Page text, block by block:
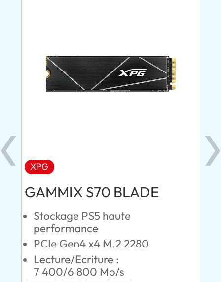
XPG
GAMMIX S70 BLADE
Stockage PS5 haute
performance
PCIe Gen4 x4 M.2 2280
Lecture/Ecriture :
7 400/6 800 Mo/s